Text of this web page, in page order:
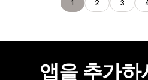
1 2 3
앱을 추가하